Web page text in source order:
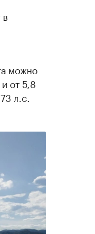
можно
от 5,8
л.с.